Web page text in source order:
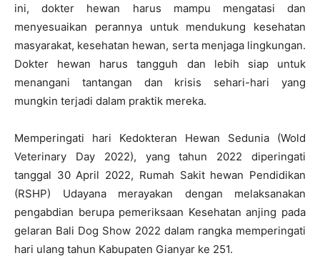
ini, dokter hewan harus mampu mengatasi dan
menyesuaikan perannya untuk mendukung kesehatan
masyarakat, kesehatan hewan, serta menjaga lingkungan.
Dokter hewan harus tangguh dan lebih siap untuk
menangani tantangan dan krisis sehari-hari yang
mungkin terjadi dalam praktik mereka.
Memperingati hari Kedokteran Hewan Sedunia (Wold
Veterinary Day 2022), yang tahun 2022 diperingati
tanggal 30 April 2022, Rumah Sakit hewan Pendidikan
(RSHP) Udayana merayakan dengan melaksanakan
pengabdian berupa pemeriksaan Kesehatan anjing pada
gelaran Bali Dog Show 2022 dalam rangka memperingati
hari ulang tahun Kabupaten Gianyar ke 251.